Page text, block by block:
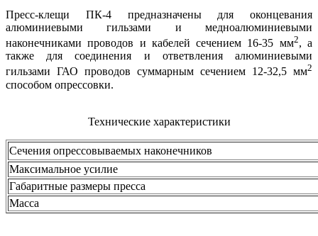
Пресс-клещи ПК-4 предназначены для оконцевания
алюминиевыми гильзами и медноалюминиевыми
наконечниками проводов и кабелей сечением 16-35 мм2, а
также для соединения и ответвления алюминиевыми
гильзами ГАО проводов суммарным сечением 12-32,5 мм2
способом опрессовки.
Технические характеристики
Сечения опрессовываемых наконечников
Максимальное усилие
Габаритные размеры пресса
Масса